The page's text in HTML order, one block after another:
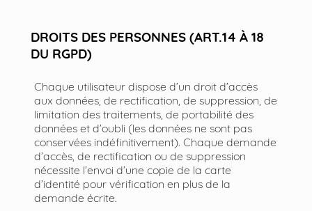
DROITS DES PERSONNES (ART.14 À 18
DU RGPD)
Chaque utilisateur dispose d’un droit d’accès
aux données, de rectification, de suppression, de
limitation des traitements, de portabilité des
données et d’oubli (les données ne sont pas
conservées indéfinitivement). Chaque demande
d’accès, de rectification ou de suppression
nécessite l’envoi d’une copie de la carte
d’identité pour vérification en plus de la
demande écrite.